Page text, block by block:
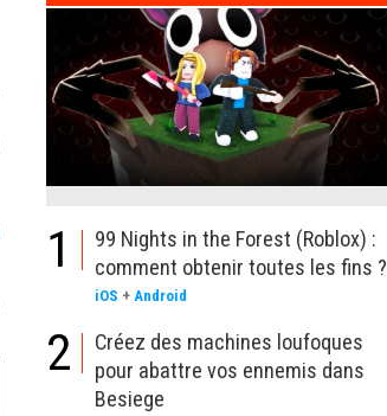
1
99 Nights in the Forest (Roblox) :
comment obtenir toutes les fins ?
iOS + Android
2
Créez des machines loufoques
pour abattre vos ennemis dans
Besiege